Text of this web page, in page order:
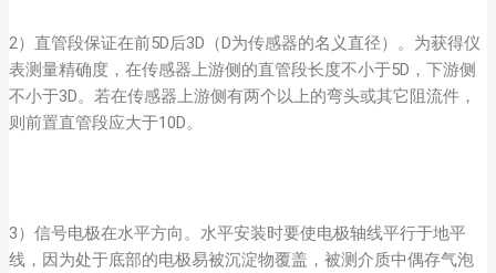
2）直管段保证在前5D后3D（D为传感器的名义直径）。为获得仪
表测量精确度，在传感器上游侧的直管段长度不小于5D，下游侧
不小于3D。若在传感器上游侧有两个以上的弯头或其它阻流件，
则前置直管段应大于10D。
3）信号电极在水平方向。水平安装时要使电极轴线平行于地平
线，因为处于底部的电极易被沉淀物覆盖，被测介质中偶存气泡